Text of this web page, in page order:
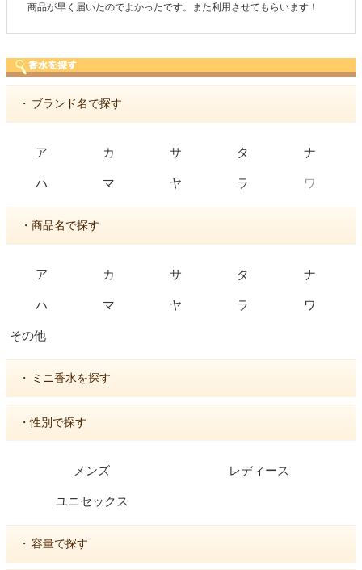
好きな香水を、いろいろ少量試せるところが魅力でした。
・ ブランド名で探す
ア カ サ タ ナ
ハ マ ヤ ラ ワ
・商品名で探す
ア カ サ タ ナ
ハ マ ヤ ラ ワ
その他
・ ミニ香水を探す
・性別で探す
メンズ レディース
ユニセックス
・ 容量で探す